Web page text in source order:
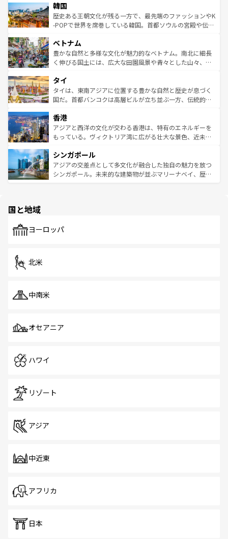
ワイを、存分に味わってほしい。 なお、新着のハワイ情報
はコンテンツ一覧を参照してほしい。
いる。アクティビティも充実しており、サーフィンやダイ
ビング、ハイキングなど、アウトドア好きにはたまらな
い。オーストラリアの多彩な魅力を存分に味わいつくそ
参照してほしい。
ン）、静ひつな山岳地帯である台湾東部など、都市の喧騒
と山間の静けさが共存しており、訪れる人に新しい発見と
驚きをもたらしてくれる。また、奥深い台湾の食文化も魅
容にもいいと評判のスイーツなど、バラエティ豊かな料理
が味わえる。 なお、新着の台湾情報は コンテンツ一覧を参
照してほしい。
韓国
歴史ある王朝文化が残る一方で、最先端のファッションやK
-POPで世界を席巻している韓国。首都ソウルの宮殿や伝統
き、地方に足を延ばせば四季折々の自然美を楽しむことが
できる。そして、キムチや焼肉、絶品のストリートフード
まで、さまざまな韓国料理が待っている。夜には、韓国な
リティに包まれながら、韓国の多彩な魅力を心ゆくまで味
わってみてほしい。 なお、新着の韓国情報はコンテンツ一
覧を参照してほしい。
ベトナム
豊かな自然と多様な文化が魅力的なベトナム。南北に細長
く伸びる国土には、広大な田園風景や青々とした山々、世
急速な発展と共に伝統が息づく。ハノイの古い町並みやホ
ーチミン市のフランス統治時代の建物も、独特の雰囲気を
醸し出している。また、バラエティの豊かさとおいしさで
とつ。フォーやバインミー、ベトナムコーヒーなどは、ぜ
ひ現地で味わいたい。どの地域を訪れてもあたたかい人々
が旅行者を迎えてくれるので、きっと忘れられない旅にな
参照してほしい。
タイ
タイは、東南アジアに位置する豊かな自然と歴史が息づく
国だ。首都バンコクは高層ビルが立ち並ぶ一方、伝統的な
の活気が交差している。北部ではチェンマイなどの山岳地
帯で自然と触れ合い、南部ではプーケットやクラビの美し
いビーチでリゾート気分を楽しむことができる。タイ料理
激する。気候は一年中温暖で、どの季節にも異なる楽しみ
が待っている。親しみやすいタイの人々、仏教を中心とし
た文化、そして多様な観光資源が、訪れる旅人を魅了し続
香港
アジアと西洋の文化が交わる香港は、特有のエネルギーを
もっている。ヴィクトリア湾に広がる壮大な景色、近未来
み、どこを訪れても感動するはず。観光スポットが密集し
ており、効率よく見どころを回れるのも魅力。息をのむよ
うな絶景から文化的な体験まで、香港を存分に楽しみ尽く
シンガポール
アジアの交差点として多文化が融合した独自の魅力を放つ
シンガポール。未来的な建築物が並ぶマリーナベイ、歴史
で、ホーカーズは地元の風情を楽しめる外せないスポット
国と地域
ヨーロッパ
北米
中南米
オセアニア
ハワイ
リゾート
アジア
中近東
アフリカ
日本